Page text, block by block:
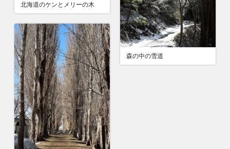
北海道のケンとメリーの木
森の中の雪道